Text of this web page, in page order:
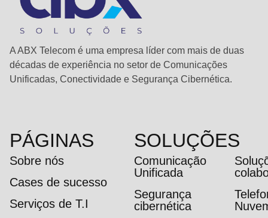
A ABX Telecom é uma empresa líder com mais de duas
décadas de experiência no setor de Comunicações
Unificadas, Conectividade e Segurança Cibernética.
PÁGINAS
Sobre nós
Cases de sucesso
Serviços de T.I
SOLUÇÕES
Comunicação
Unificada
Segurança
cibernética